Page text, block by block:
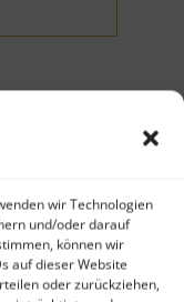
wir Technologien
und/oder darauf
können wir
auf dieser Website
oder zurückziehen,